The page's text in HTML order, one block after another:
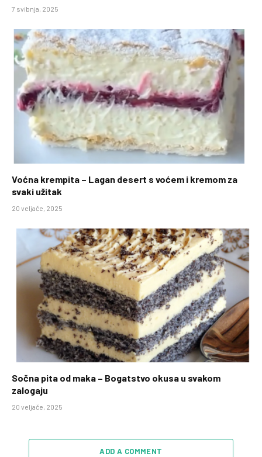
7 svibnja, 2025
Voćna krempita – Lagan desert s voćem i kremom za
svaki užitak
20 veljače, 2025
Sočna pita od maka – Bogatstvo okusa u svakom
zalogaju
20 veljače, 2025
ADD A COMMENT